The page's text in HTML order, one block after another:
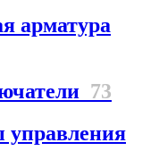
арматура
73
управления